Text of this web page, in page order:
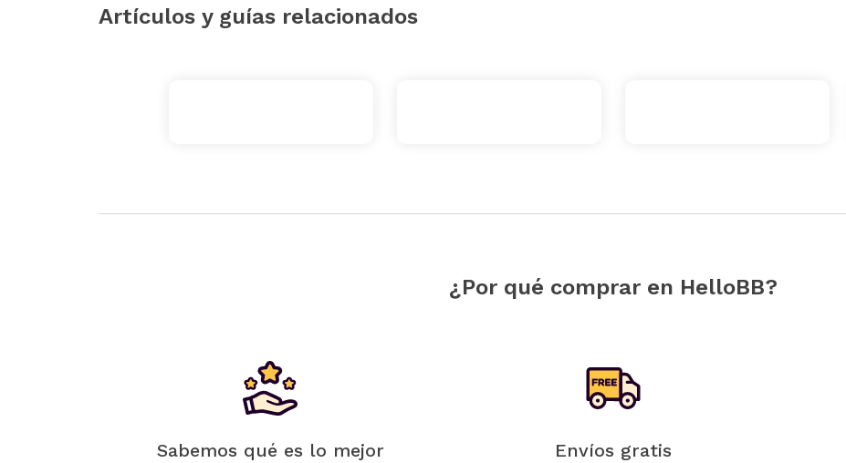
Artículos y guías relacionados
¿Por qué comprar en HelloBB?
Sabemos qué es lo mejor Envíos gratis